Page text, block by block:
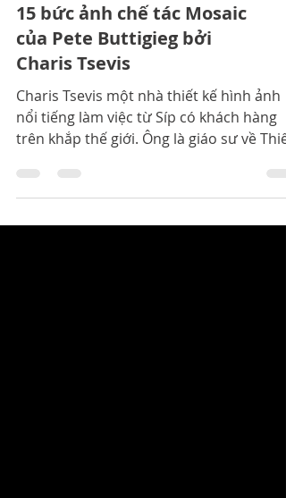
15 bức ảnh chế tác Mosaic
của Pete Buttigieg bởi
Charis Tsevis
Charis Tsevis một nhà thiết kế hình ảnh
trên khắp thế giới. Ông là giáo sư về Thiết
kế Biên tập và